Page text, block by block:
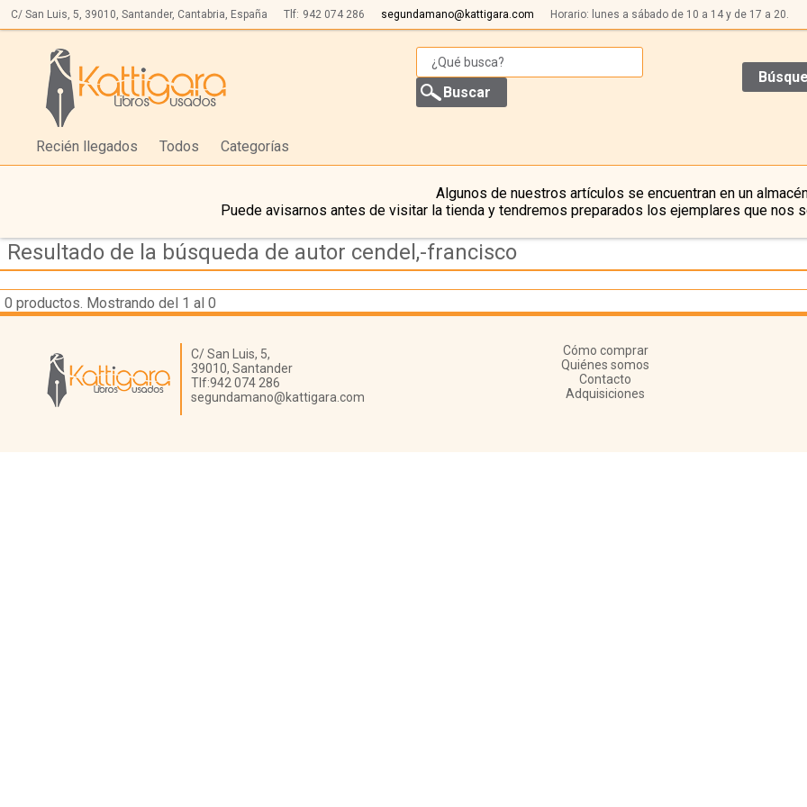
C/ San Luis, 5, 39010, Santander, Cantabria, España Tlf: 942 074 286 segundamano@kattigara.com Horario: lunes a sábado de 10 a 14 y de 17 a 20.
Recién llegados Todos Categorías
Algunos de nuestros artículos se encuentran en un
Puede avisarnos antes de visitar la tienda y tendremos preparados los ejemplares que nos
Resultado de la búsqueda de autor cendel,-francisco
0 productos. Mostrando del 1 al 0
Librería Kattigara
C/ San Luis, 5,
39010, Santander
Tlf:942 074 286
segundamano@kattigara.com
Cómo comprar
Quiénes somos
Contacto
Adquisiciones